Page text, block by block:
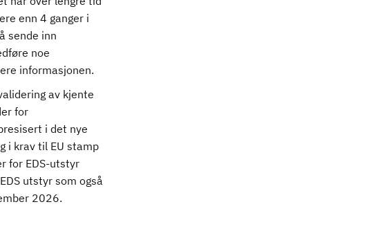
enn 4 ganger i
sende inn
noe
informasjonen.
av kjente
for
i det nye
i krav til EU stamp
for EDS-utstyr
utstyr som også
2026.